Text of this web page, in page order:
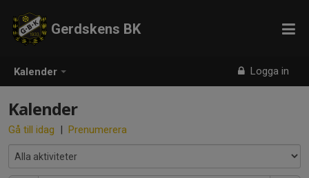
Kalender Logga in
Gerdskens BK
Kalender
Gå till idag | Prenumerera